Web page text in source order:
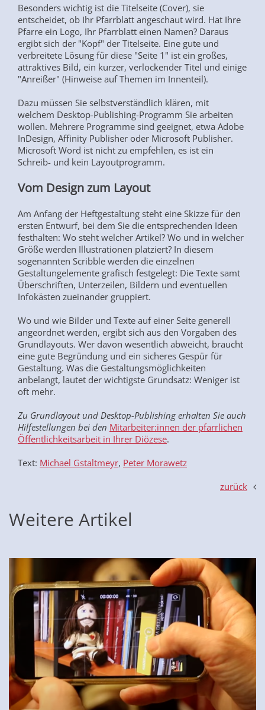
Besonders wichtig ist die Titelseite (Cover), sie
entscheidet, ob Ihr Pfarrblatt angeschaut wird. Hat Ihre
Pfarre ein Logo, Ihr Pfarrblatt einen Namen? Daraus
ergibt sich der "Kopf" der Titelseite. Eine gute und
verbreitete Lösung für diese "Seite 1" ist ein großes,
attraktives Bild, ein kurzer, verlockender Titel und einige
"Anreißer" (Hinweise auf Themen im Innenteil).
Dazu müssen Sie selbstverständlich klären, mit
welchem Desktop-Publishing-Programm Sie arbeiten
wollen. Mehrere Programme sind geeignet, etwa Adobe
InDesign, Affinity Publisher oder Microsoft Publisher.
Microsoft Word ist nicht zu empfehlen, es ist ein
Schreib- und kein Layoutprogramm.
Vom Design zum Layout
Am Anfang der Heftgestaltung steht eine Skizze für den
ersten Entwurf, bei dem Sie die entsprechenden Ideen
festhalten: Wo steht welcher Artikel? Wo und in welcher
Größe werden Illustrationen platziert? In diesem
sogenannten Scribble werden die einzelnen
Gestaltungelemente grafisch festgelegt: Die Texte samt
Überschriften, Unterzeilen, Bildern und eventuellen
Infokästen zueinander gruppiert.
Wo und wie Bilder und Texte auf einer Seite generell
angeordnet werden, ergibt sich aus den Vorgaben des
Grundlayouts. Wer davon wesentlich abweicht, braucht
eine gute Begründung und ein sicheres Gespür für
Gestaltung. Was die Gestaltungsmöglichkeiten
anbelangt, lautet der wichtigste Grundsatz: Weniger ist
oft mehr.
Zu Grundlayout und Desktop-Publishing erhalten Sie auch
Hilfestellungen bei den Mitarbeiter:innen der pfarrlichen
Öffentlichkeitsarbeit in Ihrer Diözese.
Text: Michael Gstaltmeyr, Peter Morawetz
zurück
Weitere Artikel